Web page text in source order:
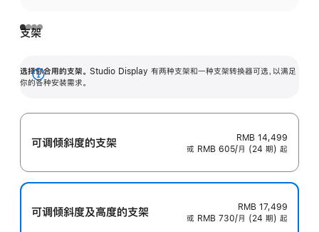
支架
选择你合用的支架。 Studio Display 有两种支架和一种支架转换器可选，以满足
你的各种安装需求。
展
可调倾斜度的支架
RMB 14,499
或 RMB 605/月 (24 期) 起
可调倾斜度及高‍度的支‍架
RMB 17,499
或 RMB 730/月 (24 期) 起